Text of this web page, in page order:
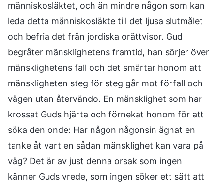
människosläktet, och än mindre någon som kan
leda detta människosläkte till det ljusa slutmålet
och befria det från jordiska orättvisor. Gud
begråter mänsklighetens framtid, han sörjer över
mänsklighetens fall och det smärtar honom att
mänskligheten steg för steg går mot förfall och
vägen utan återvändo. En mänsklighet som har
krossat Guds hjärta och förnekat honom för att
söka den onde: Har någon någonsin ägnat en
tanke åt vart en sådan mänsklighet kan vara på
väg? Det är av just denna orsak som ingen
känner Guds vrede, som ingen söker ett sätt att